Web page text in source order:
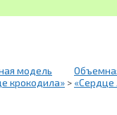
модель
крокодила» > «Сердце